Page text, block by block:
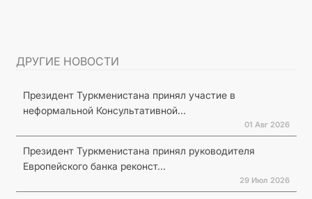
ДРУГИЕ НОВОСТИ
Президент Туркменистана принял участие в
неформальной Консультативной...
01 Авг 2026
Президент Туркменистана принял руководителя
Европейского банка реконст...
29 Июл 2026